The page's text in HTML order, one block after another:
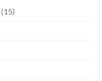
(15)